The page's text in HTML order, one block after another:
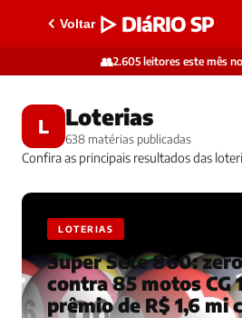
Voltar ▷ DIáRIO SP
👥2.605 leitores este mês
L Loterias
638 matérias publicadas
Confira as principais resultados das
LOTERIAS
Super Sete 860:
contra 85 motos CG
prêmio de R$ 1,6 mi